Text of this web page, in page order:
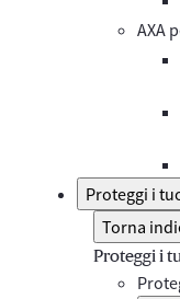
AXA
Proteggi i
Torna
Proteggi i